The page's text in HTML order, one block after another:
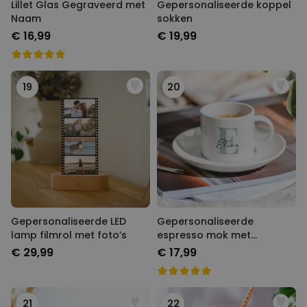
Lillet Glas Gegraveerd met
Naam
€ 16,99
Gepersonaliseerde koppel
sokken
€ 19,99
19
Gepersonaliseerde LED
lamp filmrol met foto’s
€ 29,99
20
Gepersonaliseerde
espresso mok met
monogram
€ 17,99
21 22